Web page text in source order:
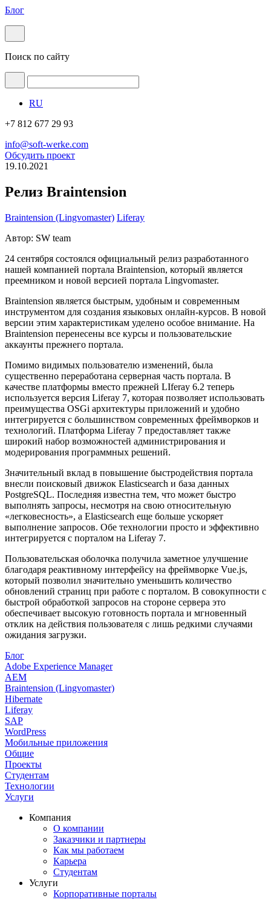
Блог
Поиск по сайту
RU
+7 812 677 29 93
info@soft-werke.com
Обсудить проект
19.10.2021
Релиз Braintension
Braintension (Lingvomaster) Liferay
Автор: SW team
24 сентября состоялся официальный релиз разработанного
нашей компанией портала Braintension, который является
преемником и новой версией портала Lingvomaster.
Braintension является быстрым, удобным и современным
инструментом для создания языковых онлайн-курсов. В новой
версии этим характеристикам уделено особое внимание. На
Braintension перенесены все курсы и пользовательские
аккаунты прежнего портала.
Помимо видимых пользователю изменений, была
существенно переработана серверная часть портала. В
качестве платформы вместо прежней LIferay 6.2 теперь
используется версия Liferay 7, которая позволяет использовать
преимущества OSGi архитектуры приложений и удобно
интегрируется с большинством современных фреймворков и
технологий. Платформа Liferay 7 предоставляет также
широкий набор возможностей администрирования и
модерирования программных решений.
Значительный вклад в повышение быстродействия портала
внесли поисковый движок Elasticsearch и база данных
PostgreSQL. Последняя известна тем, что может быстро
выполнять запросы, несмотря на свою относительную
«легковесность», а Elasticsearch еще больше ускоряет
выполнение запросов. Обе технологии просто и эффективно
интегрируется с порталом на Liferay 7.
Пользовательская оболочка получила заметное улучшение
благодаря реактивному интерфейсу на фреймворке Vue.js,
который позволил значительно уменьшить количество
обновлений страниц при работе с порталом. В совокупности с
быстрой обработкой запросов на стороне сервера это
обеспечивает высокую готовность портала и мгновенный
отклик на действия пользователя с лишь редкими случаями
ожидания загрузки.
Блог
Adobe Experience Manager
AEM
Braintension (Lingvomaster)
Hibernate
Liferay
SAP
WordPress
Мобильные приложения
Общие
Проекты
Студентам
Технологии
Услуги
Компания
О компании
Заказчики и партнеры
Как мы работаем
Карьера
Студентам
Услуги
Корпоративные порталы